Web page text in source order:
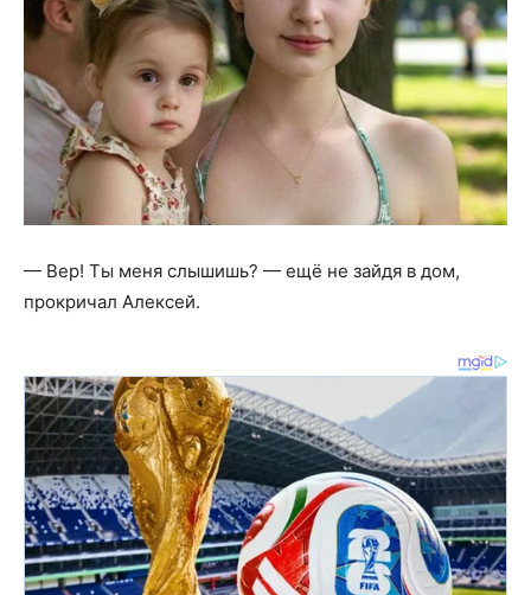
— Вер! Ты меня слышишь? — ещё не зайдя в дом,
прокричал Алексей.